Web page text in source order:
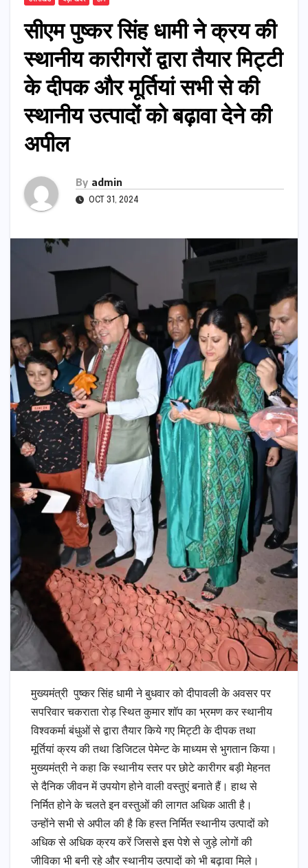
सीएम पुष्कर सिंह धामी ने क्रय की
स्थानीय कारीगरों द्वारा तैयार मिट्टी
के दीपक और मूर्तियां सभी से की
स्थानीय उत्पादों को बढ़ावा देने की
अपील
By admin
OCT 31, 2024
मुख्यमंत्री पुष्कर सिंह धामी ने बुधवार को दीपावली के अवसर पर
सपरिवार चकराता रोड़ स्थित कुमार शॉप का भ्रमण कर स्थानीय
विश्वकर्मा बंधुओं से द्वारा तैयार किये गए मिट्टी के दीपक तथा
मूर्तियां क्रय की तथा डिजिटल पेमेन्ट के माध्यम से भुगतान किया।
मुख्यमंत्री ने कहा कि स्थानीय स्तर पर छोटे कारीगर बड़ी मेहनत
से दैनिक जीवन में उपयोग होने वाली वस्तुएं बनाते हैं। हाथ से
निर्मित होने के चलते इन वस्तुओं की लागत अधिक आती है।
उन्होंने सभी से अपील की है कि हस्त निर्मित स्थानीय उत्पादों को
अधिक से अधिक क्रय करें जिससे इस पेशे से जुड़े लोगों की
जीविका भी बनी रहे और स्थानीय उत्पादों को भी बढ़ावा मिले।